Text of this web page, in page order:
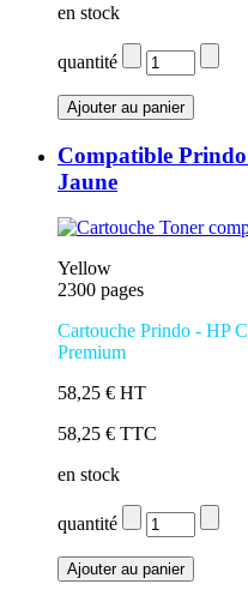
en stock
quantité
Compatible
Jaune
Yellow
2300 pages
Cartouche Prindo - HP
Premium
58,25 € HT
58,25 € TTC
en stock
quantité